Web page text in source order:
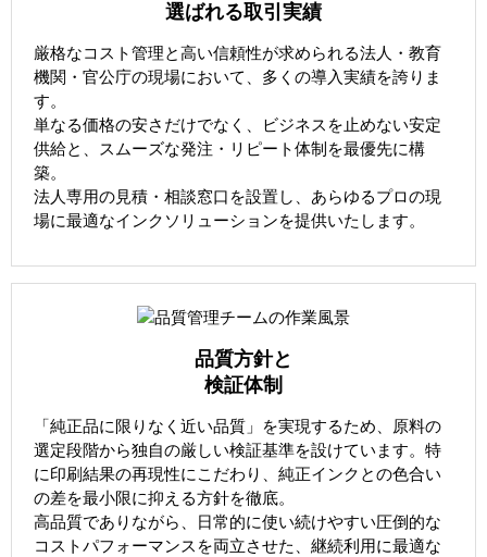
選ばれる取引実績
厳格なコスト管理と高い信頼性が求められる法人・教育
機関・官公庁の現場において、多くの導入実績を誇りま
す。
単なる価格の安さだけでなく、ビジネスを止めない安定
供給と、スムーズな発注・リピート体制を最優先に構
築。
法人専用の見積・相談窓口を設置し、あらゆるプロの現
場に最適なインクソリューションを提供いたします。
品質方針と
検証体制
「純正品に限りなく近い品質」を実現するため、原料の
選定段階から独自の厳しい検証基準を設けています。特
に印刷結果の再現性にこだわり、純正インクとの色合い
の差を最小限に抑える方針を徹底。
高品質でありながら、日常的に使い続けやすい圧倒的な
コストパフォーマンスを両立させた、継続利用に最適な